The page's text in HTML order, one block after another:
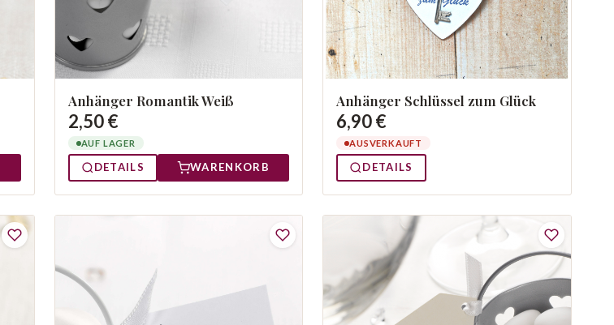
Anhänger Romantik Weiß
2,50 €
AUF LAGER
DETAILS WARENKORB
Anhänger Schlüssel zum Glück
6,90 €
AUSVERKAUFT
DETAILS